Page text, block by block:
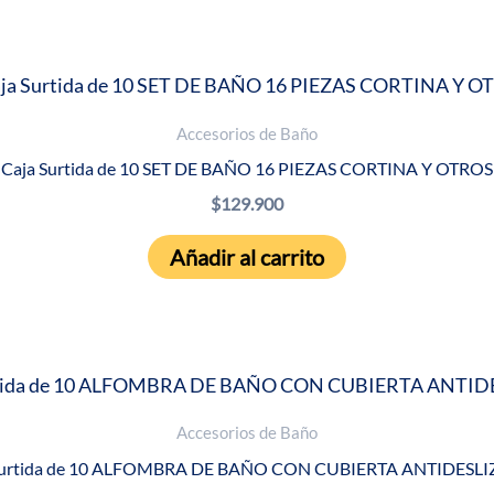
Accesorios de Baño
Caja Surtida de 10 SET DE BAÑO 16 PIEZAS CORTINA Y OTROS
$129.900
Añadir al carrito
Accesorios de Baño
de 10 ALFOMBRA DE BAÑO CON CUBIERTA